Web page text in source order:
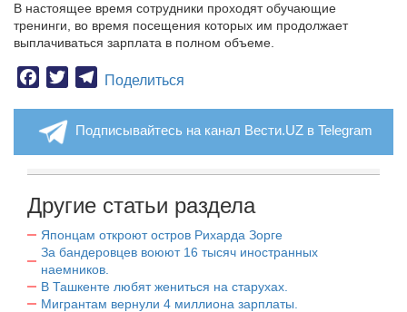
В настоящее время сотрудники проходят обучающие
тренинги, во время посещения которых им продолжает
выплачиваться зарплата в полном объеме.
Facebook
TwitterTelegram
Поделиться
Подписывайтесь на канал Вести.UZ в Telegram
Другие статьи раздела
Японцам откроют остров Рихарда Зорге
За бандеровцев воюют 16 тысяч иностранных
наемников.
В Ташкенте любят жениться на старухах.
Мигрантам вернули 4 миллиона зарплаты.